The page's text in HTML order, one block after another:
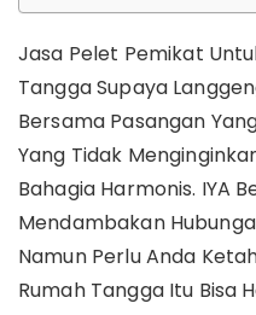
Jasa Pelet Pemikat
Tangga Supaya
Bersama Pasangan
Yang Tidak
Bahagia Harmonis. IYA
Mendambakan
Namun Perlu Anda
Rumah Tangga Itu Bisa